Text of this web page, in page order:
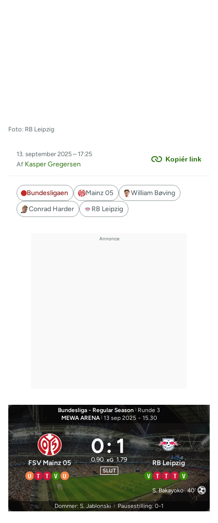
Foto: RB Leipzig
Kopiér link
13. september 2025 – 17:25
Af Kasper Gregersen
Bundesligaen Mainz 05
William Bøving
Conrad Harder
RB Leipzig
Bundesliga - Regular Season | Runde 3
MEWA ARENA | 13 sep 2025 - 15.30
FSV Mainz 05
U T T V U
0:1
0.90 xG 1.79
SLUT
RB Leipzig
V T T T V
S. Bakayoko 40'
Dommer: S. Jablonski | Pausestilling: 0-1